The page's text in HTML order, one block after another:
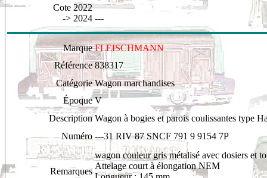
Cote 2022
-> 2024 ---
Marque FLEISCHMANN
Référence 838317
Catégorie Wagon marchandises
Époque V
Description Wagon à bogies et parois coulissantes type
Numéro ---31 RIV 87 SNCF 791 9 9154 7P
Remarques
wagoncouleur gris métalisé avec dosiers et
Attelage court à élongation NEM